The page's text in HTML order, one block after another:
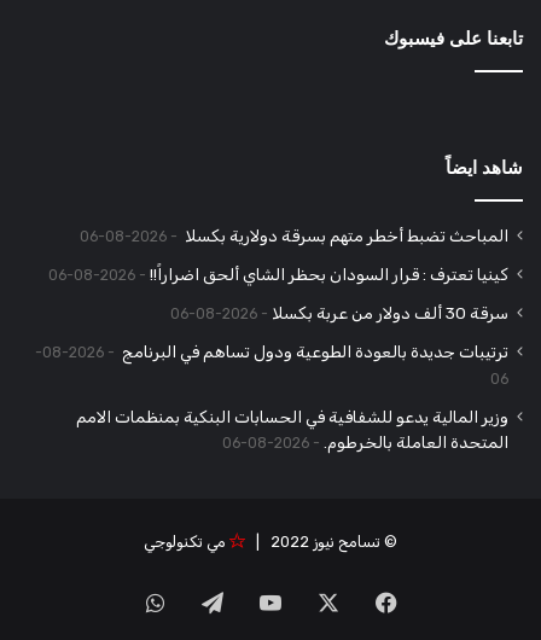
تابعنا على فيسبوك
شاهد ايضاً
المباحث تضبط أخطر متهم بسرقة دولارية بكسلا 2026-08-06
كينيا تعترف : قرار السودان بحظر الشاي ألحق اضراراً!! 2026-08-06
سرقة 30 ألف دولار من عربة بكسلا 2026-08-06
ترتيبات جديدة بالعودة الطوعية ودول تساهم في البرنامج
2026-08-
06
وزير المالية يدعو للشفافية في الحسابات البنكية بمنظمات الامم
المتحدة العاملة بالخرطوم.
2026-08-06
© تسامح نيوز 2022 | مي تكنولوجي
فيسبوك ‫YouTubeتيلقرامواتساب